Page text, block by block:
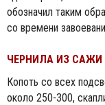
обозначил таким
со времени
ЧЕРНИЛА ИЗ
Копоть со всех
около 250-300,